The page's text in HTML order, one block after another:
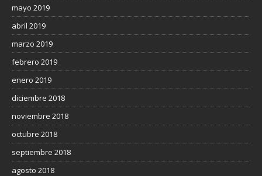
mayo 2019
abril 2019
marzo 2019
febrero 2019
enero 2019
diciembre 2018
noviembre 2018
octubre 2018
septiembre 2018
agosto 2018